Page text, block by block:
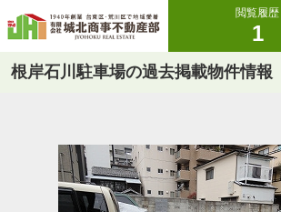
閲覧履歴
1
根岸石川駐車場の過去掲載物件情報